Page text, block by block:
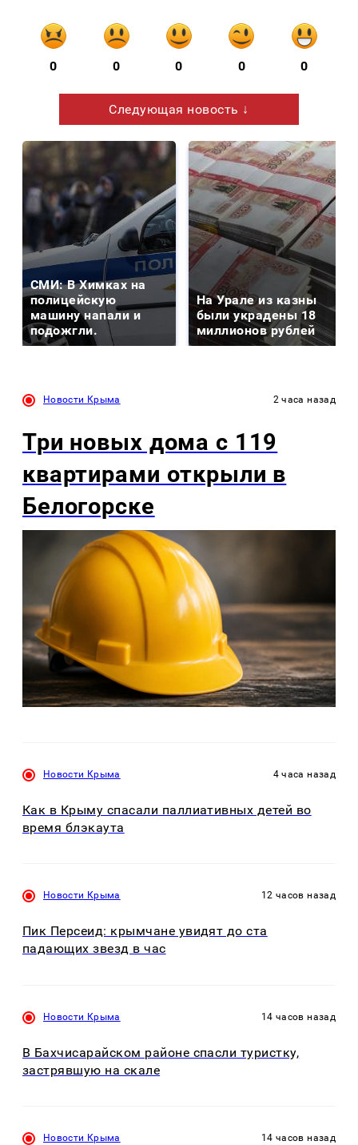
0 0 0 0 0
Следующая новость ↓
СМИ: В Химках на
полицейскую
машину напали и
подожгли.
На Урале из казны
были украдены 18
миллионов рублей
Новости Крыма 2 часа назад
Три новых дома с 119
квартирами открыли в
Белогорске
Новости Крыма 4 часа назад
Как в Крыму спасали паллиативных детей во
время блэкаута
Новости Крыма 12 часов назад
Пик Персеид: крымчане увидят до ста
падающих звезд в час
Новости Крыма 14 часов назад
В Бахчисарайском районе спасли туристку,
застрявшую на скале
Новости Крыма 14 часов назад